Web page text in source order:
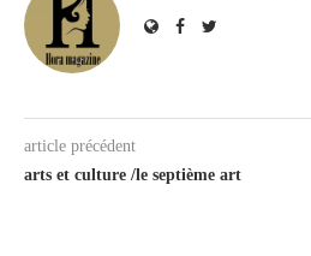
article précédent
arts et culture /le septième art